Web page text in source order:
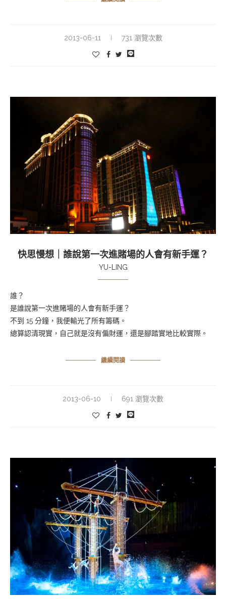
2013-06-11 731 瀏覽次數
快思慢想｜誰說第一次進賭場的人會有新手運？
YU-LING
誰？
是誰說第一次進賭場的人會有新手運？
不到 15 分鐘，我便輸光了所有籌碼。
總算認清現實，自己就是沒有偏財運，還是腳踏實地比較實際。
繼續閱讀
2013-06-10 691 瀏覽次數